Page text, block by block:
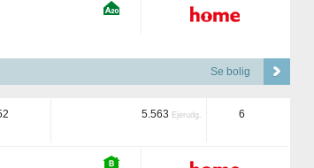
Se bolig
5.563 Ejerudg. 6